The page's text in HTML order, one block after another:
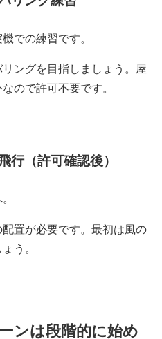
での練習です。
ングを目指しましょう。屋
ので許可不要です。
行（許可確認後）
置が必要です。最初は風の
う。
ンは段階的に始め